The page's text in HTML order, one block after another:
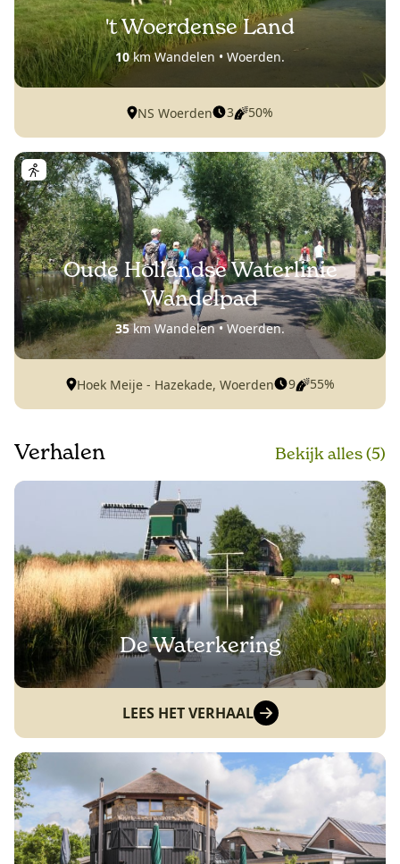
't Woerdense Land
10km Wandelen • Woerden.
NS Woerden 3 50%
Oude Hollandse Waterlinie
Wandelpad
35km Wandelen • Woerden.
Hoek Meije - Hazekade, Woerden 9 55%
Verhalen Bekijk alles(5)
De Waterkering
LEES HET VERHAAL